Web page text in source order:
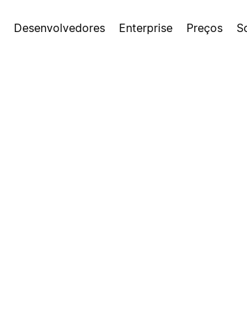
Desenvolvedores Enterprise Preços